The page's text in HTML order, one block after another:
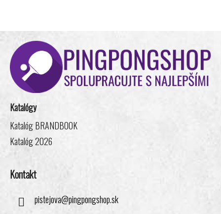
Z
Katalógy
Katalóg BRANDBOOK
Katalóg 2026
Kontakt
pistejova@pingpongshop.sk